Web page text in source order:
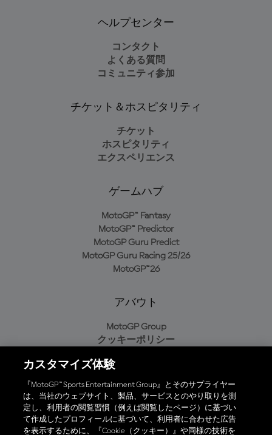
ヘルプセンター
コンタクト
よくある質問
コミュニティ参加
チケット＆ホスピタリティ
チケット
ホスピタリティ
エクスペリエンス
ゲームハブ
MotoGP™ Fantasy
MotoGP™ Predictor
MotoGP Guru Predict
MotoGP Guru Racing 25/26
MotoGP™26
アバウト
MotoGP Group
クッキーポリシー
プライバシーポリシー
購入ポリシー
オフィシャルアプリ
カスタマイズ体験
『MotoGP™ Sports Entertainment Group』とそのサプライヤー
は、当社のウェブサイト、製品、サービスとのやり取りを測
定し、利用者の閲覧習慣（例えば閲覧したページ）に基づい
て作成したプロフィールに基づいて、利用者に合わせた広告
を表示するために、『Cookie（クッキー）』や同様の技術を